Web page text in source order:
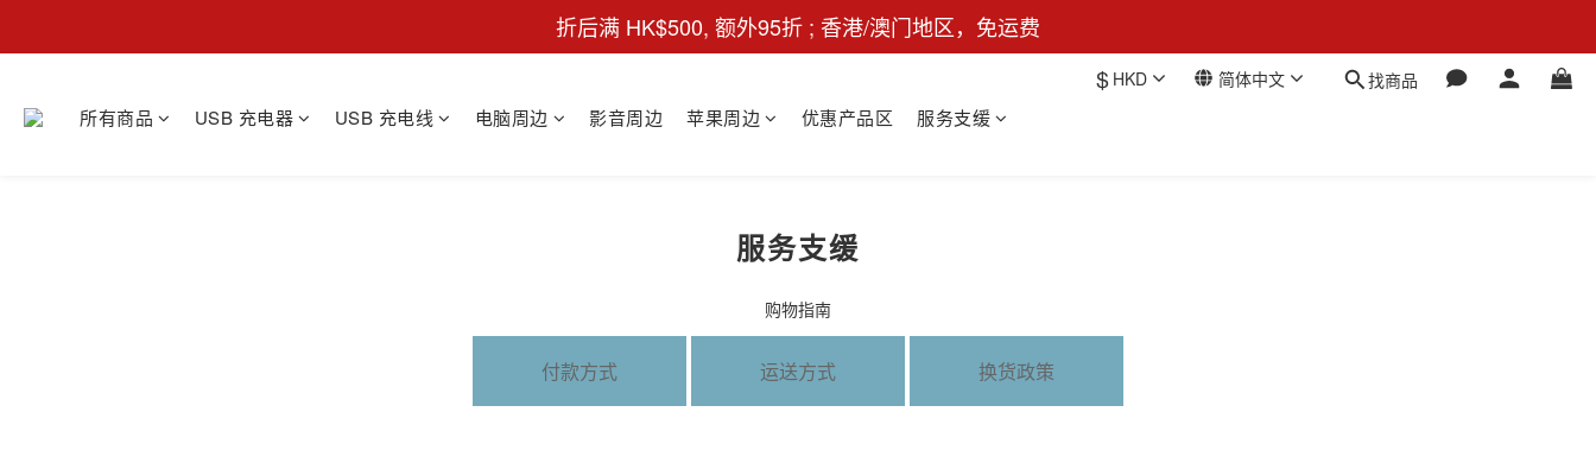
折后满 HK$500, 额外95折 ; 香港/澳门地区，免运费
$ HKD 简体中文 找商品
所有商品 USB 充电器 USB 充电线 电脑周边 影音周边 苹果周边 优惠产品区 服务支缓
服务支缓
购物指南
付款方式 运送方式 换货政策